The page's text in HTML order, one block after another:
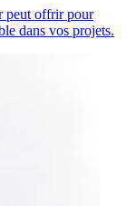
peut offrir pour
dans vos projets.